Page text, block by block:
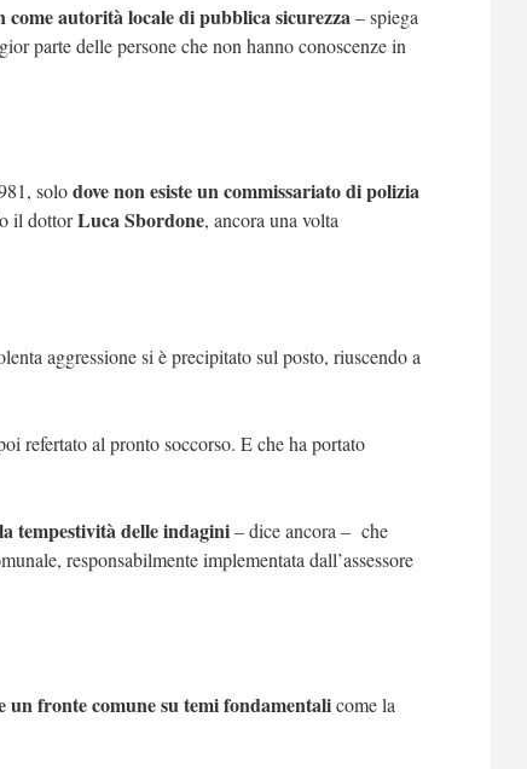
come autorità locale di pubblica sicurezza– spiega
parte delle persone che non hanno conoscenze in
solodove non esiste un commissariato di polizia
il dottorLuca Sbordone, ancora una volta
aggressione si è precipitato sul posto, riuscendo a
refertato al pronto soccorso. E che ha portato
tempestività delle indagini– dice ancora – che
responsabilmente implementata dall’assessore
un fronte comune su temi fondamentalicome la